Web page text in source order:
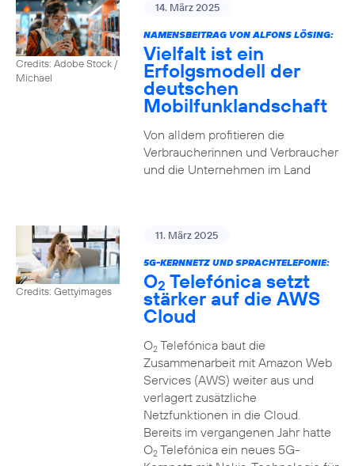
Credits: Adobe Stock /
Michael
14. März 2025
NAMENSBEITRAG VON ALFONS LÖSING:
Vielfalt ist ein
Erfolgsmodell der
deutschen
Mobilfunklandschaft
Von alldem profitieren die
Verbraucherinnen und Verbraucher
und die Unternehmen im Land
Credits: Gettyimages
11. März 2025
5G-KERNNETZ UND SPRACHTELEFONIE:
O2 Telefónica setzt
stärker auf die AWS
Cloud
O2Telefónica baut die
Zusammenarbeit mit Amazon Web
Services (AWS) weiter aus und
verlagert zusätzliche
Netzfunktionen in die Cloud.
Bereits im vergangenen Jahr hatte
O2Telefónica ein neues 5G-